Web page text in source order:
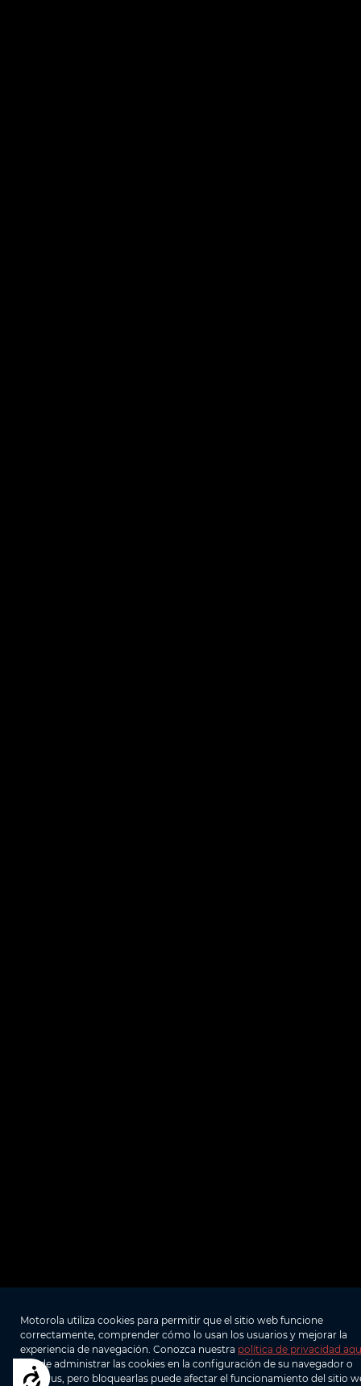
Accesibilidad
Motorola utiliza cookies para permitir que el sitio web funcione
correctamente, comprender cómo lo usan los usuarios y mejorar la
experiencia de navegación. Conozca nuestra política de privacidad
Puede administrar las cookies en la configuración de su navegador o
antivirus, pero bloquearlas puede afectar el funcionamiento del sitio